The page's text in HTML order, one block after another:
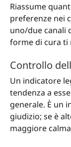
Riassume
preferenze nei
uno/due canali
forme di cura ti
Controllo
Un indicatore
tendenza a
generale. È un
giudizio; se è
maggiore